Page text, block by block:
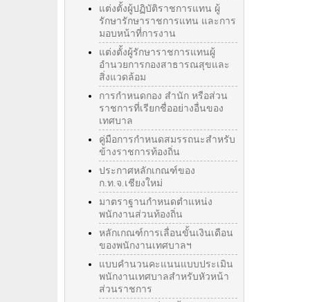
แต่งตั้งผู้ปฏิบัติราชการแทน ผู้
รักษารักษาราชการแทน และการ
มอบหน้าที่การงาน
แต่งตั้งผู้รักษาราชการแทนผู้
อำนวยการกองสาธารณสุขและ
สิ่งแวดล้อม
การกำหนดกอง สำนัก หรือส่วน
ราชการที่เรียกชื่ออย่างอื่นของ
เทศบาล
คู่มือการกำหนดสมรรถนะสำหรับ
ข้างราชการท้องถิ่น
ประกาศหลักเกณฑ์ของ
ก.ท.จ.เชียงใหม่
มาตราฐานกำหนดตำแหน่ง
พนักงานส่วนท้องถิ่น
หลักเกณฑ์การเลื่อนขั้นเงินเดือน
ของพนักงานเทศบาลฯ
แบบคำนวนคะแนนแบบประเมิน
พนักงานเทศบาลสำหรับหัวหน้า
ส่วนราชการ